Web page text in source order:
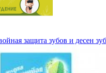
защита зубов и десен